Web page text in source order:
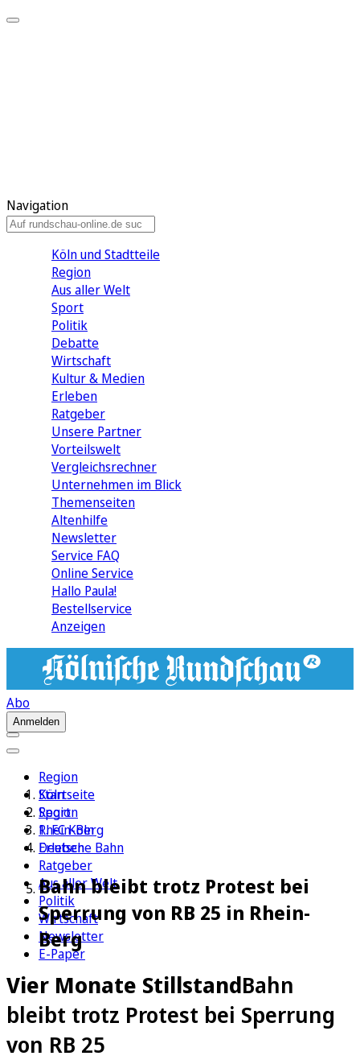
Navigation
Köln und Stadtteile
Region
Aus aller Welt
Sport
Politik
Debatte
Wirtschaft
Kultur & Medien
Erleben
Ratgeber
Unsere Partner
Vorteilswelt
Vergleichsrechner
Unternehmen im Blick
Themenseiten
Altenhilfe
Newsletter
Service FAQ
Online Service
Hallo Paula!
Bestellservice
Anzeigen
Abo
Anmelden
Region
Köln
Sport
1. FC Köln
Erleben
Ratgeber
Aus aller Welt
Politik
Wirtschaft
Newsletter
E-Paper
Startseite
Region
Rhein-Berg
Deutsche Bahn
Bahn bleibt trotz Protest bei
Sperrung von RB 25 in Rhein-
Berg
Vier Monate StillstandBahn
bleibt trotz Protest bei Sperrung
von RB 25